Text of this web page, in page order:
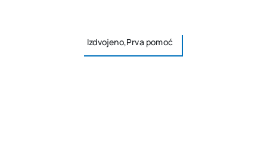
Izdvojeno,Prva pomoć